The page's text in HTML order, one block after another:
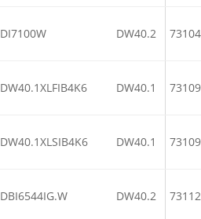
DI7100W DW40.2
DW40.1XLFIB4K6 DW40.1
DW40.1XLSIB4K6 DW40.1
DBI6544IG.W DW40.2